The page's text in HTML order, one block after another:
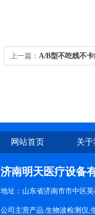
上一篇： A/B型不吃线不
网站首页 关
济南明天医疗设备
地址：山东省济南市市中区
公司主营产品:生物波检测仪,